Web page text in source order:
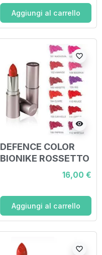
Aggiungi al carrello
visibility
favorite_border
DEFENCE COLOR
BIONIKE ROSSETTO
16,00 €
Aggiungi al carrello
favorite_border